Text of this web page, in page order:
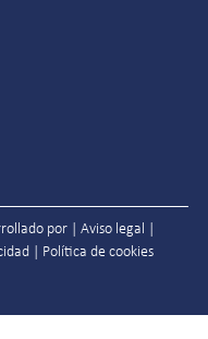
por |Aviso legal
| Política de cookies